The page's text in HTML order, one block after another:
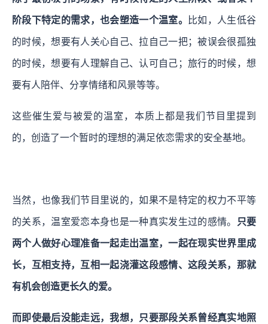
阶段下特定的需求，也会塑造一个温室。 比如，人生低谷
的时候，想要有人关心自己、拉自己一把；被误会很孤独
的时候，想要有人理解自己、认可自己；旅行的时候，想
要有人陪伴、分享情绪和风景等等。
这些催生爱与被爱的温室，本质上都是我们节目里提到
的，创造了一个暂时的理想的满足依恋需求的安全基地。
当然，也像我们节目里说的，如果不是特定的权力不平等
的关系，温室爱恋本身也是一种真实发生过的感情。 只要
两个人做好心理准备一起走出温室，一起在现实世界里成
长，互相支持，互相一起浇灌这段感情、这段关系，那就
有机会创造更长久的爱。
而即使最后没能走远，我想，只要那段关系曾经真实地照